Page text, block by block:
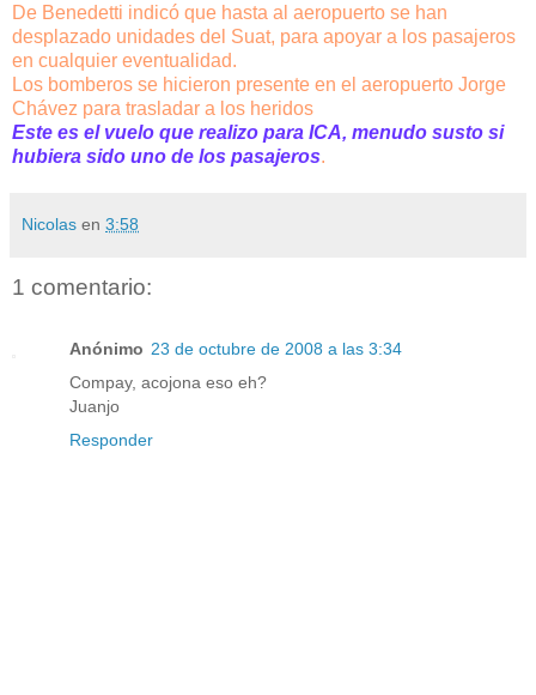
De Benedetti indicó que hasta al aeropuerto se han
desplazado unidades del Suat, para apoyar a los pasajeros
en cualquier eventualidad.
Los bomberos se hicieron presente en el aeropuerto Jorge
Chávez para trasladar a los heridos
Este es el vuelo que realizo para ICA, menudo susto si
hubiera sido uno de los pasajeros.
Nicolas en 3:58
1 comentario:
Anónimo 23 de octubre de 2008 a las 3:34
Compay, acojona eso eh?
Juanjo
Responder